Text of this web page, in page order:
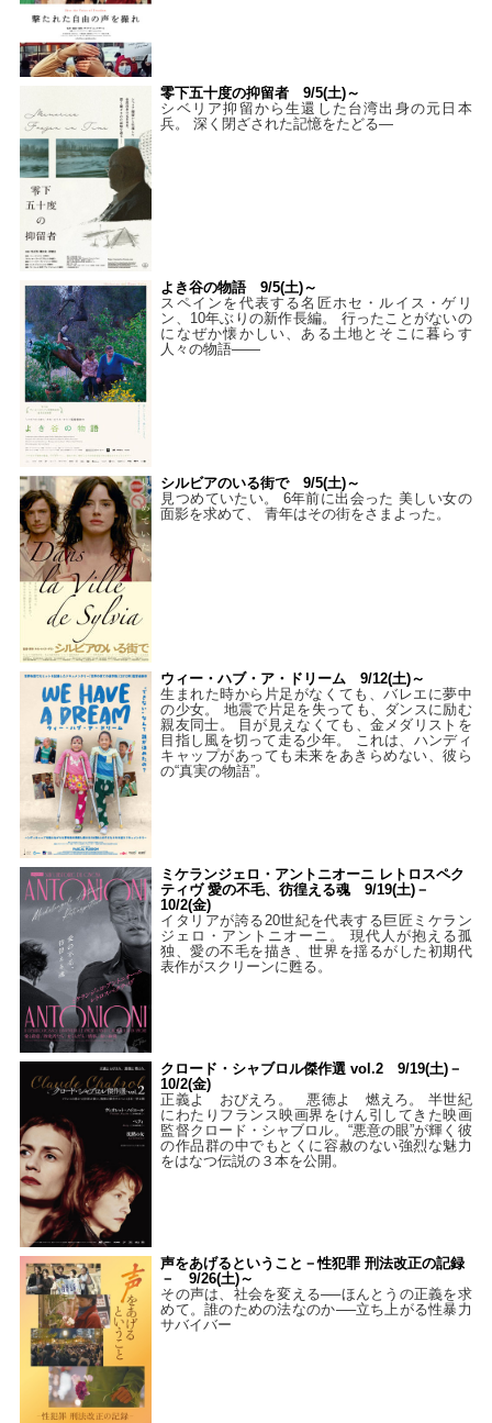
零下五十度の抑留者 9/5(土)～
シベリア抑留から生還した台湾出身の元日本
兵。 深く閉ざされた記憶をたどる—
よき谷の物語 9/5(土)～
スペインを代表する名匠ホセ・ルイス・ゲリ
ン、10年ぶりの新作長編。 行ったことがないの
になぜか懐かしい、ある土地とそこに暮らす
人々の物語――
シルビアのいる街で 9/5(土)～
見つめていたい。 6年前に出会った 美しい女の
面影を求めて、 青年はその街をさまよった。
ウィー・ハブ・ア・ドリーム 9/12(土)～
生まれた時から片足がなくても、バレエに夢中
の少女。 地震で片足を失っても、ダンスに励む
親友同士。 目が見えなくても、金メダリストを
目指し風を切って走る少年。 これは、ハンディ
キャップがあっても未来をあきらめない、彼ら
の“真実の物語”。
ミケランジェロ・アントニオーニ レトロスペク
ティヴ 愛の不毛、彷徨える魂 9/19(土)－
10/2(金)
イタリアが誇る20世紀を代表する巨匠ミケラン
ジェロ・アントニオーニ。 現代人が抱える孤
独、愛の不毛を描き、世界を揺るがした初期代
表作がスクリーンに甦る。
クロード・シャブロル傑作選 vol.2 9/19(土)－
10/2(金)
正義よ おびえろ。 悪徳よ 燃えろ。 半世紀
にわたりフランス映画界をけん引してきた映画
監督クロード・シャブロル。“悪意の眼”が輝く彼
の作品群の中でもとくに容赦のない強烈な魅力
をはなつ伝説の３本を公開。
声をあげるということ－性犯罪 刑法改正の記録
－ 9/26(土)～
その声は、社会を変える──ほんとうの正義を求
めて。誰のための法なのか──立ち上がる性暴力
サバイバー